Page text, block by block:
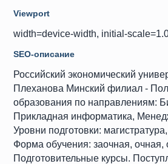
Viewport
width=device-width, initial-
SEO-описание
Российский экономический
Плеханова Минский филиал -
образования по направлениям:
Прикладная информатика,
Уровни подготовки:
Форма обучения: заочная, очная,
Подготовительные курсы.